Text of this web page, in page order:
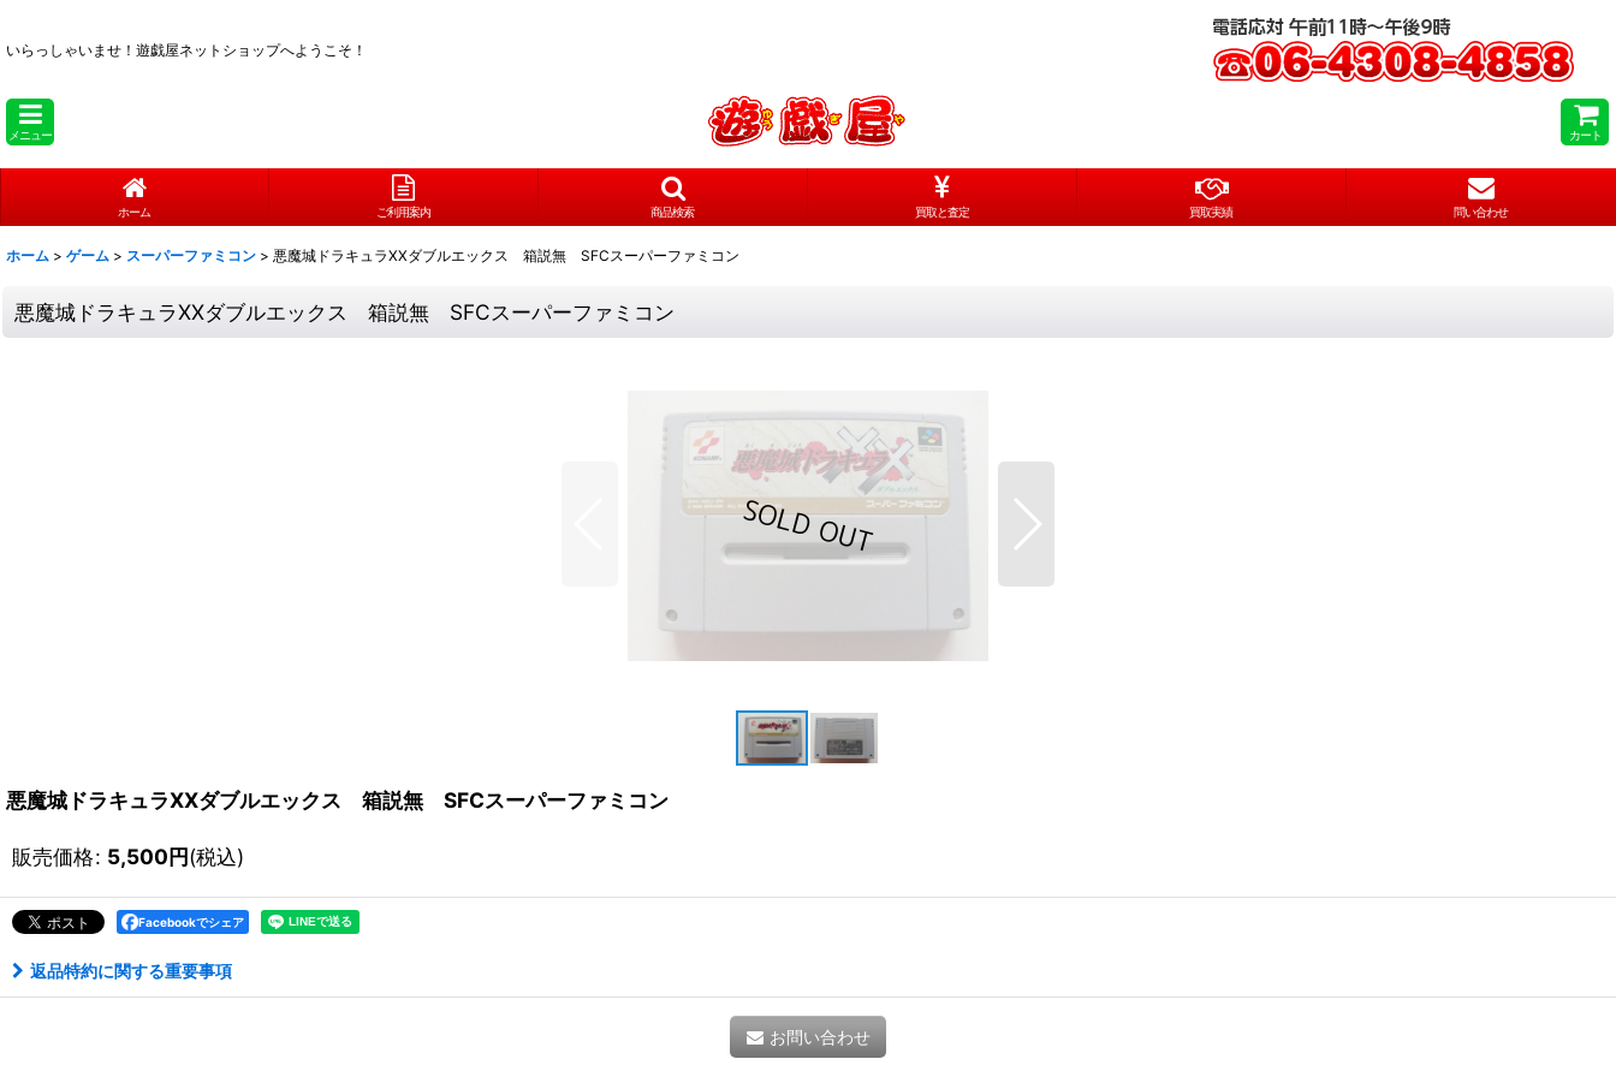
いらっしゃいませ！ 遊戯屋ネットショップへようこそ！
メニュー カート
ホーム ご利用案内 商品検索 買取と査定 買取実績 問い合わせ
ホーム > ゲーム > スーパーファミコン > 悪魔城ドラキュラXXダブルエックス 箱説無 SFCスーパーファミコン
悪魔城ドラキュラXXダブルエックス 箱説無 SFCスーパーファミコン
悪魔城ドラキュラXXダブルエックス 箱説無 SFCスーパーファミコン
販売価格: 5,500円(税込)
Facebookでシェア
返品特約に関する重要事項
お問い合わせ